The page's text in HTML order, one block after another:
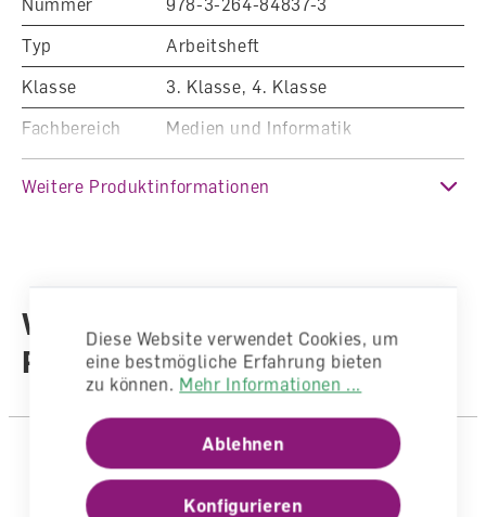
Nummer
978-3-264-84837-3
Typ
Arbeitsheft
Klasse
3. Klasse, 4. Klasse
Fachbereich
Medien und Informatik
Anzahl Seiten
Einband
Gebunden
Weitere Produktinformationen
Weitere Produkte aus der
Reihe
Diese Website verwendet Cookies, um
eine bestmögliche Erfahrung bieten
zu können. Mehr Informationen ...
Ablehnen
Konfigurieren